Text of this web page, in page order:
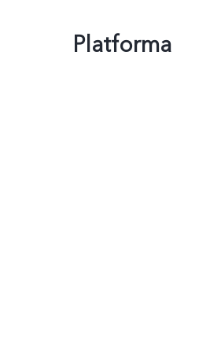
Platforma